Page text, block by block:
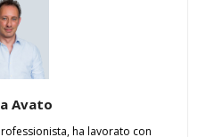
Avato
ha lavorato con